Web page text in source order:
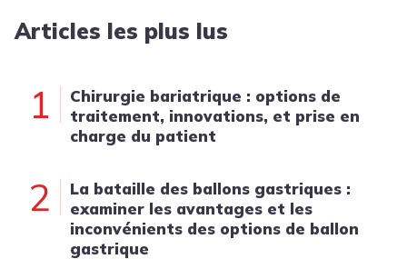
Articles les plus lus
1
Chirurgie bariatrique : options de
traitement, innovations, et prise en
charge du patient
2
La bataille des ballons gastriques :
examiner les avantages et les
inconvénients des options de ballon
gastrique